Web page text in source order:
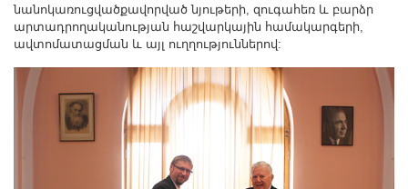
Газета "Гитутюн"
Журнал "В мире науки"
Публикации в прессе
Анонсы
Юбилеи
նանոկառուցվածքավորված նյութերի, զուգահեռ և բարձր
արտադրողականության հաշվարկային համակարգերի,
ավտոմատացման և այլ ուղղություններով: